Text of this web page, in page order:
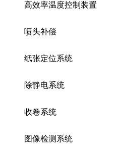
高效率温度控制装置
喷头补偿
纸张定位系统
除静电系统
收卷系统
图像检测系统